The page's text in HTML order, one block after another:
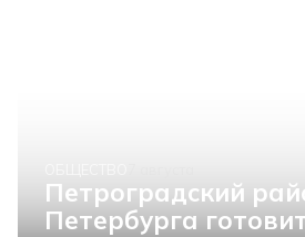
Петроградский
Петербурга